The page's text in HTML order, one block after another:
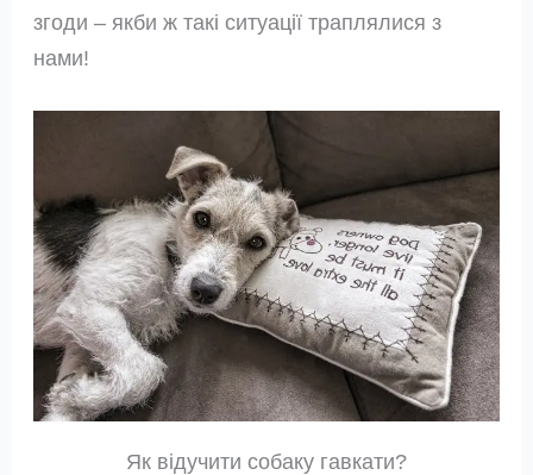
згоди – якби ж такі ситуації траплялися з
нами!
Як відучити собаку гавкати?